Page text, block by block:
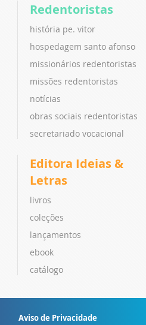
Redentoristas
história pe. vitor
hospedagem santo afonso
missionários redentoristas
missões redentoristas
notícias
obras sociais redentoristas
secretariado vocacional
Editora Ideias &
Letras
livros
coleções
lançamentos
ebook
catálogo
Aviso de Privacidade